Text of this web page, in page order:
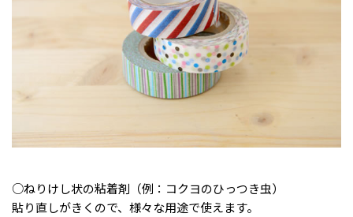
○ねりけし状の粘着剤（例：コクヨのひっつき虫）
貼り直しがきくので、様々な用途で使えます。